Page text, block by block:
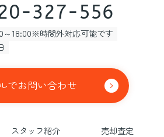
327-556
～18:00※時間外対応可能です
でお問い合わせ
スタッフ紹介
売却査定